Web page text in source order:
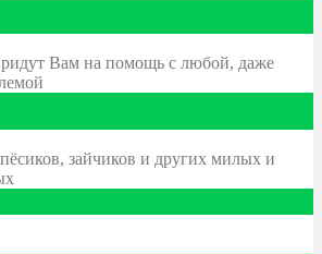
Вам на помощь с любой, даже
зайчиков и других милых и